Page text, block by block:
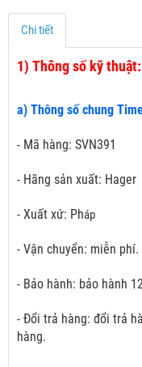
Chi tiết
1) Thông số kỹ
a) Thông số chung
- Mã hàng: SVN391
- Hãng sản xuất: Hager
- Xuất xứ: Pháp
- Vận chuyển: miễn phí.
- Bảo hành: bảo hành
- Đổi trả hàng: đổi trả
hàng.